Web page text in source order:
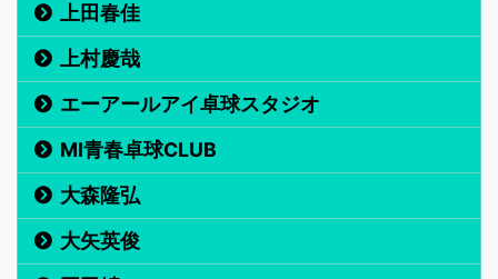
上田春佳
上村慶哉
エーアールアイ卓球スタジオ
MI青春卓球CLUB
大森隆弘
大矢英俊